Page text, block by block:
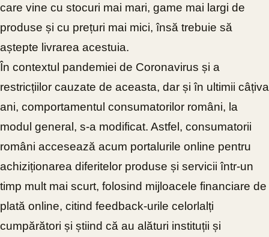
care vine cu stocuri mai mari, game mai largi de
produse și cu prețuri mai mici, însă trebuie să
aștepte livrarea acestuia.
În contextul pandemiei de Coronavirus și a
restricțiilor cauzate de aceasta, dar și în ultimii câțiva
ani, comportamentul consumatorilor români, la
modul general, s-a modificat. Astfel, consumatorii
români accesează acum portalurile online pentru
achiziționarea diferitelor produse și servicii într-un
timp mult mai scurt, folosind mijloacele financiare de
plată online, citind feedback-urile celorlalți
cumpărători și știind că au alături instituții și